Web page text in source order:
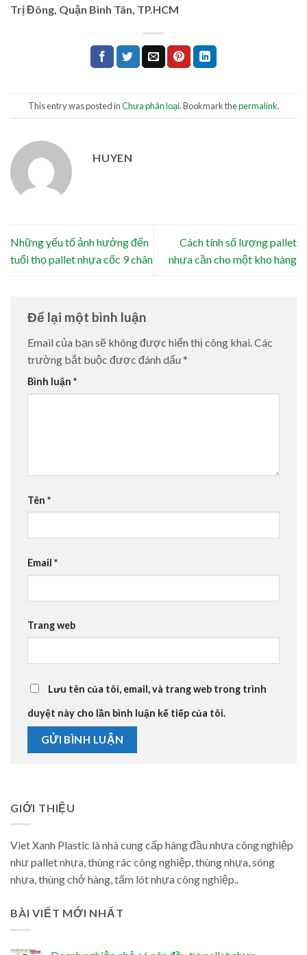
Trị Đông, Quận Bình Tân, TP.HCM
This entry was posted inChưa phân loại. Bookmark thepermalink.
HUYEN
Những yếu tố ảnh hưởng đến
tuổi thọ pallet nhựa cốc 9 chân
Cách tính số lượng pallet
nhựa cần cho một kho hàng
Để lại một bình luận
Email của bạn sẽ không được hiển thị công khai.Các
trường bắt buộc được đánh dấu *
Bình luận *
Tên *
Email *
Trang web
Lưu tên của tôi, email, và trang web trong trình
duyệt này cho lần bình luận kế tiếp của tôi.
GIỚI THIỆU
Viet Xanh Plastic là nhà cung cấp hàng đầu nhựa công nghiệp
như pallet nhựa, thùng rác công nghiệp, thùng nhựa, sóng
nhựa, thùng chở hàng, tấm lót nhựa công nghiệp..
BÀI VIẾT MỚI NHẤT